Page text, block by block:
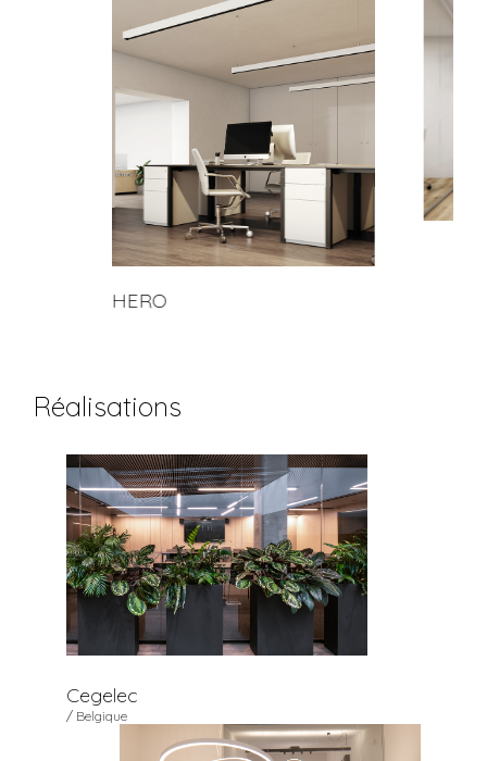
HERO
Réalisations
Cegelec
/ Belgique